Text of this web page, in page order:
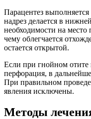
Парацентез
надрез делается в
необходимости на место
чему облегчается
остается открытой.
Если при гнойном отите
перфорация, в
При правильном
явления исключены.
Методы